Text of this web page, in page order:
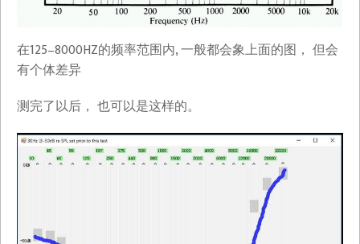
在125–8000HZ的频率范围内, 一般都会象上面的图， 但会
有个体差异
测完了以后， 也可以是这样的。